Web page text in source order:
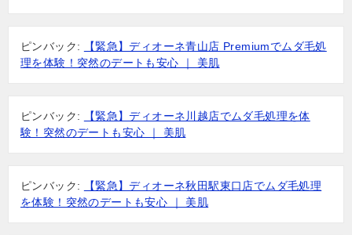
ピンバック:
【緊急】ディオーネ青山店 Premiumでムダ毛処
理を体験！突然のデートも安心 ｜ 美肌
ピンバック:
【緊急】ディオーネ川越店でムダ毛処理を体
験！突然のデートも安心 ｜ 美肌
ピンバック:
【緊急】ディオーネ秋田駅東口店でムダ毛処理
を体験！突然のデートも安心 ｜ 美肌